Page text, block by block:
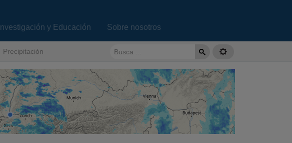
Investigación y Educación Sobre nosotros
Precipitación